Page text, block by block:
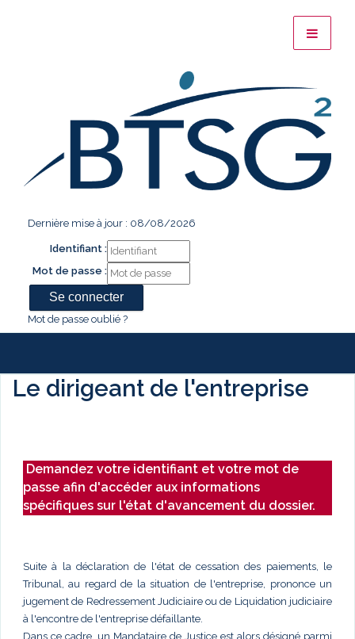
Dernière mise à jour : 08/08/2026
Identifiant :
Mot de passe :
Mot de passe oublié ?
Le dirigeant de l'entreprise
Demandez votre identifiant et votre mot de
passe afin d'accéder aux informations
spécifiques sur l'état d'avancement du dossier.
Suite à la déclaration de l'état de cessation des paiements, le
Tribunal, au regard de la situation de l'entreprise, prononce un
jugement de Redressement Judiciaire ou de Liquidation judiciaire
à l'encontre de l'entreprise défaillante.
Dans ce cadre, un Mandataire de Justice est alors désigné parmi